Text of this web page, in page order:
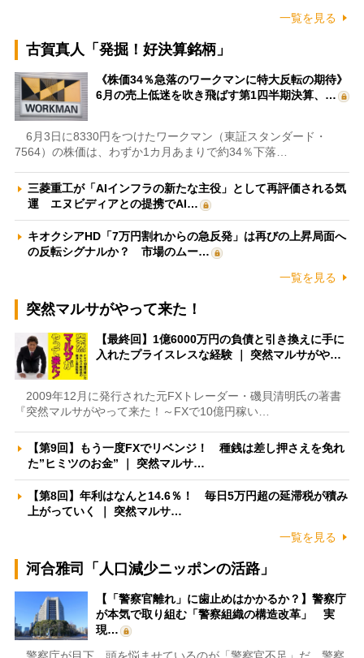
一覧を見る
古賀真人「発掘！好決算銘柄」
《株価34％急落のワークマンに特大反転の期待》
6月の売上低迷を吹き飛ばす第1四半期決算、…
6月3日に8330円をつけたワークマン（東証スタンダード・
7564）の株価は、わずか1カ月あまりで約34％下落…
三菱重工が「AIインフラの新たな主役」として再評価される気
運 エヌビディアとの提携でAI…
キオクシアHD「7万円割れからの急反発」は再びの上昇局面へ
の反転シグナルか？ 市場のムー…
一覧を見る
突然マルサがやって来た！
【最終回】1億6000万円の負債と引き換えに手に
入れたプライスレスな経験 ｜ 突然マルサがや…
2009年12月に発行された元FXトレーダー・磯貝清明氏の著書
『突然マルサがやって来た！～FXで10億円稼い…
【第9回】もう一度FXでリベンジ！ 種銭は差し押さえを免れ
た”ヒミツのお金” ｜ 突然マルサ…
【第8回】年利はなんと14.6％！ 毎日5万円超の延滞税が積み
上がっていく ｜ 突然マルサ…
一覧を見る
河合雅司「人口減少ニッポンの活路」
【「警察官離れ」に歯止めはかかるか？】警察庁
が本気で取り組む「警察組織の構造改革」 実
現…